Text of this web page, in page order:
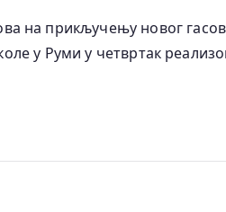
на прикључењу новог
у Руми у четвртак